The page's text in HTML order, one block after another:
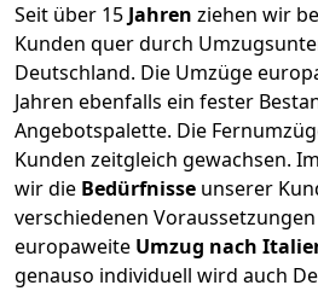
Seit über 15 Jahren ziehen wir
Kunden quer durch
Deutschland. Die Umzüge
Jahren ebenfalls ein fester
Angebotspalette. Die
Kunden zeitgleich gewachsen.
wir die Bedürfnisse unserer
verschiedenen
europaweite Umzug nach
genauso individuell wird auch